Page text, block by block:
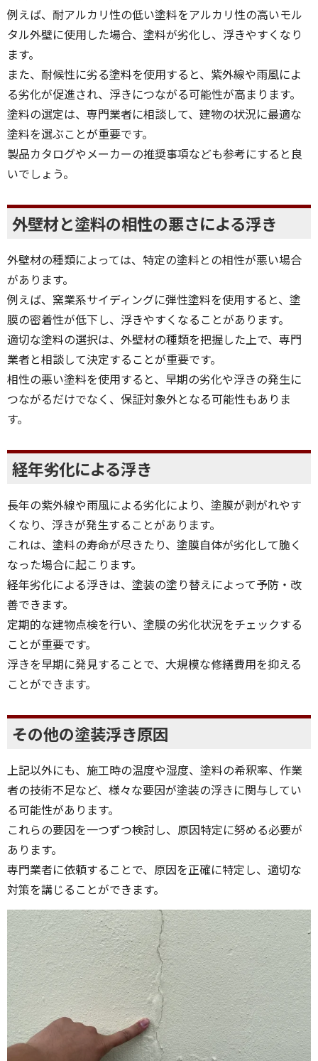
例えば、耐アルカリ性の低い塗料をアルカリ性の高いモル
タル外壁に使用した場合、塗料が劣化し、浮きやすくなり
ます。
また、耐候性に劣る塗料を使用すると、紫外線や雨風によ
る劣化が促進され、浮きにつながる可能性が高まります。
塗料の選定は、専門業者に相談して、建物の状況に最適な
塗料を選ぶことが重要です。
製品カタログやメーカーの推奨事項なども参考にすると良
いでしょう。
外壁材と塗料の相性の悪さによる浮き
外壁材の種類によっては、特定の塗料との相性が悪い場合
があります。
例えば、窯業系サイディングに弾性塗料を使用すると、塗
膜の密着性が低下し、浮きやすくなることがあります。
適切な塗料の選択は、外壁材の種類を把握した上で、専門
業者と相談して決定することが重要です。
相性の悪い塗料を使用すると、早期の劣化や浮きの発生に
つながるだけでなく、保証対象外となる可能性もありま
す。
経年劣化による浮き
長年の紫外線や雨風による劣化により、塗膜が剥がれやす
くなり、浮きが発生することがあります。
これは、塗料の寿命が尽きたり、塗膜自体が劣化して脆く
なった場合に起こります。
経年劣化による浮きは、塗装の塗り替えによって予防・改
善できます。
定期的な建物点検を行い、塗膜の劣化状況をチェックする
ことが重要です。
浮きを早期に発見することで、大規模な修繕費用を抑える
ことができます。
その他の塗装浮き原因
上記以外にも、施工時の温度や湿度、塗料の希釈率、作業
者の技術不足など、様々な要因が塗装の浮きに関与してい
る可能性があります。
これらの要因を一つずつ検討し、原因特定に努める必要が
あります。
専門業者に依頼することで、原因を正確に特定し、適切な
対策を講じることができます。